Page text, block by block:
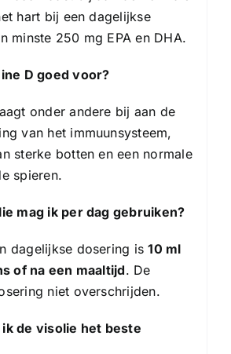
hart bij een dagelijkse
minste 250 mg EPA en DHA.
D goed voor?
onder andere bij aan de
van het immuunsysteem,
sterke botten en een normale
spieren.
mag ik per dag gebruiken?
dagelijkse dosering is10 ml
of na een maaltijd. De
niet overschrijden.
de visolie het beste